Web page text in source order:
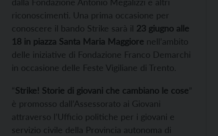
riconoscimenti. Una prima occasione per
conoscere il bando Strike sarà il 23 giugno alle
18 in piazza Santa Maria Maggiore nell’ambito
delle iniziative di Fondazione Franco Demarchi
in occasione delle Feste Vigiliane di Trento.
“Strike! Storie di giovani che cambiano le cose”
è promosso dall’Assessorato ai Giovani
attraverso l’Ufficio politiche per i giovani e
servizio civile della Provincia autonoma di